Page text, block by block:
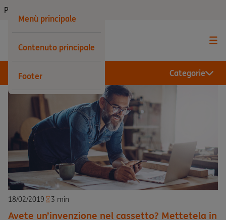
Menù principale
Contenuto principale
Footer
Privati
Categorie
18/02/2019 3 min
Avete un’invenzione nel cassetto? Mettetela in